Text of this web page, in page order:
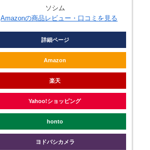
ソシム
Amazonの商品レビュー・口コミを見る
詳細ページ
Amazon
楽天
Yahoo!ショッピング
honto
ヨドバシカメラ